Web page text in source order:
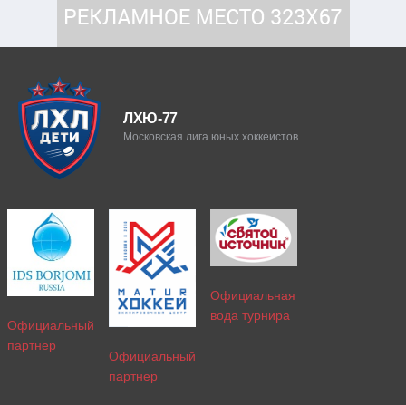
ЛХЮ-77
Московская лига юных хоккеистов
Официальный
партнер
Официальный
партнер
Официальная
вода турнира